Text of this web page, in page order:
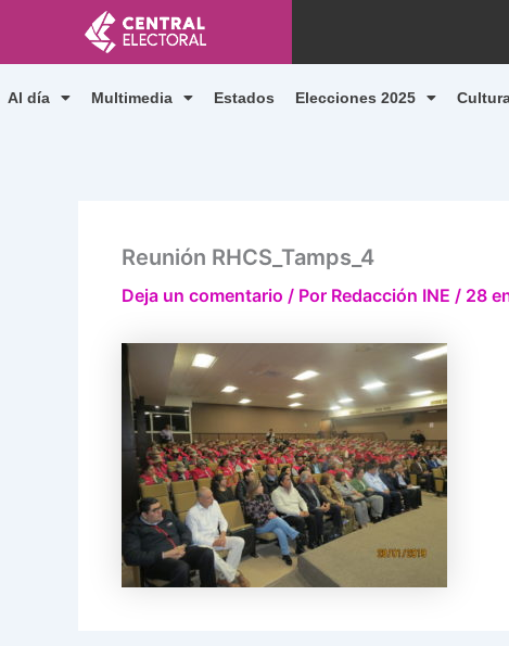
contenido
Al día Multimedia Estados Elecciones 2025
Reunión RHCS_Tamps_4
Deja un comentario / Por Redacción INE / 28